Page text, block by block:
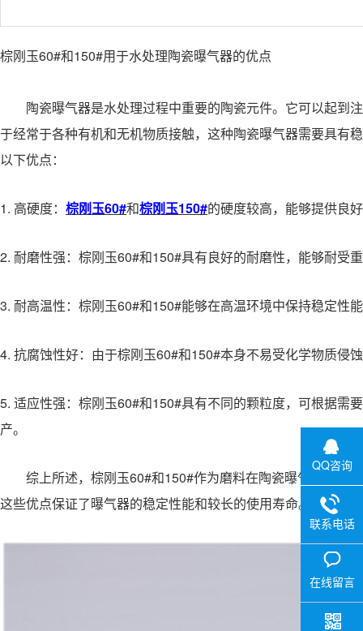
棕刚玉60#和150#用于水处理陶瓷曝气器的优点
陶瓷曝气器是水处理过程中重要的陶瓷元件。它可以起到
于经常于各种有机和无机物质接触，这种陶瓷曝气器需要具有
以下优点：
1. 高硬度： 棕刚玉60#和棕刚玉150#的硬度较高，能够提供良
2. 耐磨性强：棕刚玉60#和150#具有良好的耐磨性，能够耐受
3. 耐高温性：棕刚玉60#和150#能够在高温环境中保持稳定性
4. 抗腐蚀性好：由于棕刚玉60#和150#本身不易受化学物质侵
5. 适应性强：棕刚玉60#和150#具有不同的颗粒度，可根据需
产。
综上所述，棕刚玉60#和150#作为磨料在陶瓷曝气器制作
这些优点保证了曝气器的稳定性能和较长的使用寿命。
QQ咨询
联系电话
在线留言